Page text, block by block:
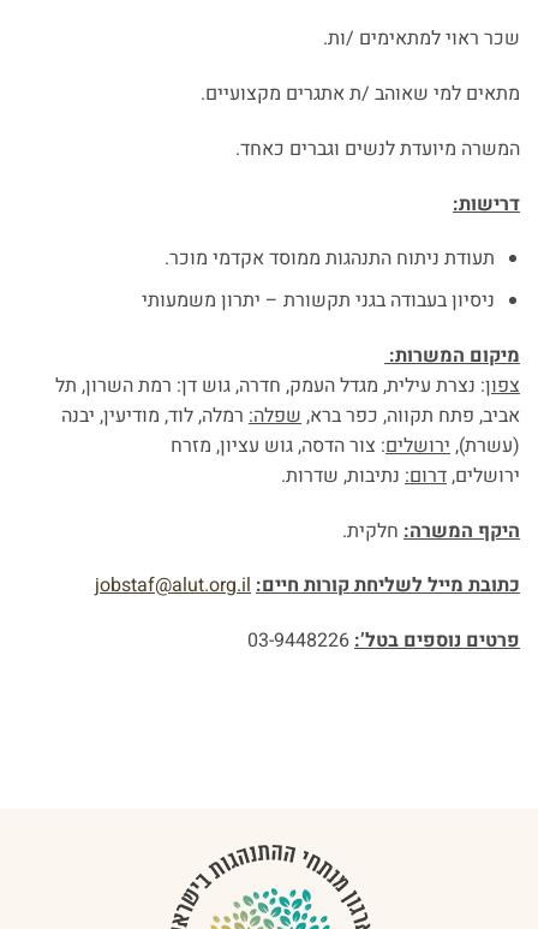
שכר ראוי למתאימים /ות.
מתאים למי שאוהב /ת אתגרים מקצועיים.
המשרה מיועדת לנשים וגברים כאחד.
דרישות:
תעודת ניתוח התנהגות ממוסד אקדמי מוכר.
ניסיון בעבודה בגני תקשורת – יתרון משמעותי
מיקום המשרות:
צפון: נצרת עילית, מגדל העמק, חדרה, גוש דן: רמת השרון, תל
אביב, פתח תקווה, כפר ברא, שפלה: רמלה, לוד, מודיעין, יבנה
(עשרת), ירושלים: צור הדסה, גוש עציון, מזרח
ירושלים,דרום: נתיבות, שדרות.
היקף המשרה: חלקית.
כתובת מייל לשליחת קורות חיים:jobstaf@alut.org.il
פרטים נוספים בטל’: